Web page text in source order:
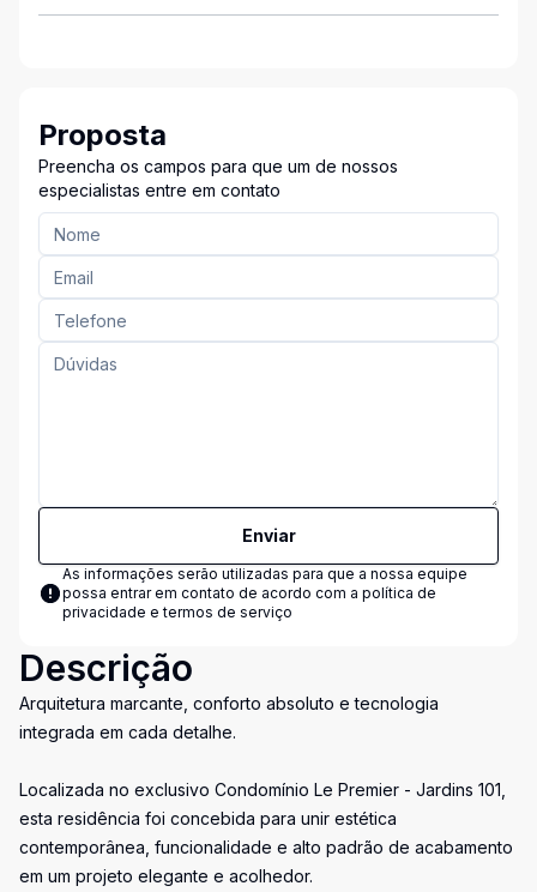
Proposta
Preencha os campos para que um de nossos
especialistas entre em contato
Enviar
As informações serão utilizadas para que a nossa equipe
possa entrar em contato de acordo com a política de
privacidade e termos de serviço
Descrição
Arquitetura marcante, conforto absoluto e tecnologia
integrada em cada detalhe.
Localizada no exclusivo Condomínio Le Premier - Jardins 101,
esta residência foi concebida para unir estética
contemporânea, funcionalidade e alto padrão de acabamento
em um projeto elegante e acolhedor.